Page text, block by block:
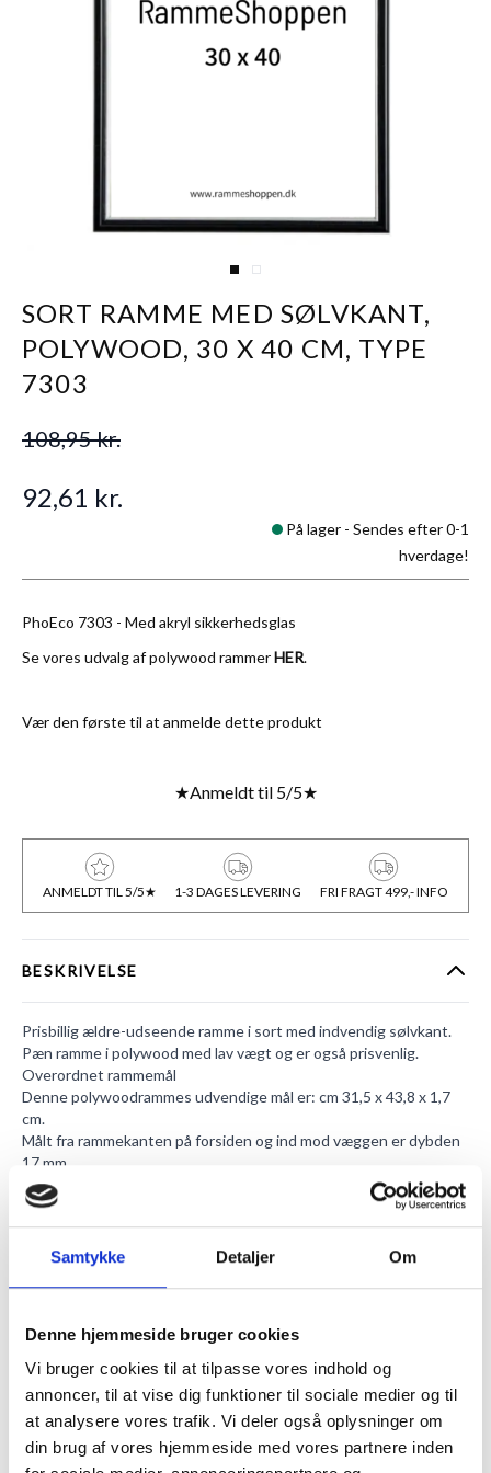
Samtykke Detaljer Om
Denne hjemmeside bruger cookies
Vi bruger cookies til at tilpasse vores indhold og
annoncer, til at vise dig funktioner til sociale medier og til
at analysere vores trafik. Vi deler også oplysninger om
din brug af vores hjemmeside med vores partnere inden
View larger image
View larger image
SORT RAMME MED SØLVKANT,
POLYWOOD, 30 X 40 CM, TYPE
7303
PhoEco 7303 - Med akryl sikkerhedsglas
Se vores udvalg af polywood rammerHER.
Vær den første til at anmelde dette produkt
108,95 kr.
92,61 kr.
På lager - Sendes efter 0-1
hverdage!
★Anmeldt til 5/5★
ANMELDT TIL 5/5★ 1-3 DAGES LEVERING FRI FRAGT 499,- INFO
BESKRIVELSE
Prisbillig ældre-udseende ramme i sort med indvendig sølvkant.
Pæn ramme i polywood med lav vægt og er også prisvenlig.
Overordnet rammemål
Denne polywoodrammes udvendige mål er: cm 31,5 x 43,8 x 1,7
cm.
Målt fra rammekanten på forsiden og ind mod væggen er dybden
17 mm.
Rammelistens breddemål set forfra er 14 mm.
Totalvægten på rammen er meget lav grundet materialet: 520 g.
Billedemål
Billedets maxmål må være 30,0 x 40,0 cm.
Synlig del af lysmålet: 29,0 x 39,0 cm.
Målet på motivdybden kan højst være 4 mm.
Polywoodrammens akryl front glas er 1 mm dyb.
Det er uden farve og vil derfor ikke have en grønt skær i sig.
Vores polywoodrammer har en lystransmission på 78%. Dette
sikrer en jævn og klar fordeling af lys.
Akryl glasset stopper for 48% af UV-lyset.
Du kan bruge vores akrylrens, hvis du ønsker at gøre akrylen
mere dybdegående rent.